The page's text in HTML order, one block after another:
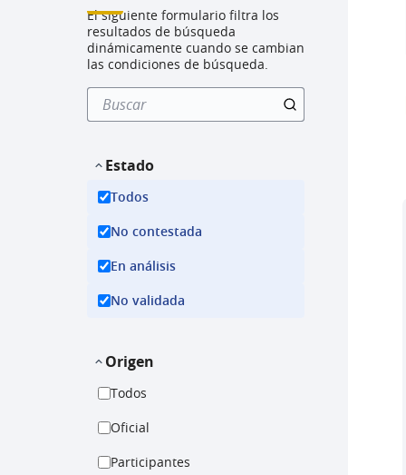
El siguiente formulario filtra los
resultados de búsqueda
dinámicamente cuando se cambian
las condiciones de búsqueda.
Estado
Todos
No contestada
En análisis
No validada
Origen
Todos
Oficial
Participantes